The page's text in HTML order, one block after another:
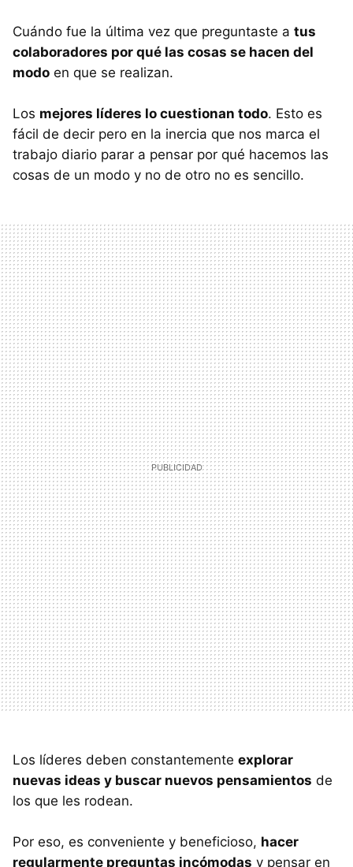
Cuándo fue la última vez que preguntaste a tus
colaboradores por qué las cosas se hacen del
modo en que se realizan.
Los mejores líderes lo cuestionan todo. Esto es
fácil de decir pero en la inercia que nos marca el
trabajo diario parar a pensar por qué hacemos las
cosas de un modo y no de otro no es sencillo.
Los líderes deben constantemente explorar
nuevas ideas y buscar nuevos pensamientos de
los que les rodean.
Por eso, es conveniente y beneficioso, hacer
regularmente preguntas incómodas y pensar en